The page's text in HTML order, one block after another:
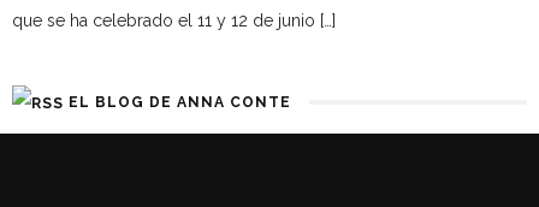
que se ha celebrado el 11 y 12 de junio […]
EL BLOG DE ANNA CONTE